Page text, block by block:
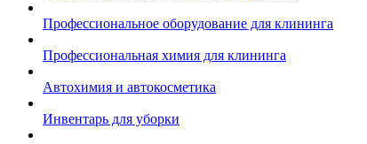
Профессиональное оборудование для клининга
Профессиональная химия для клининга
Автохимия и автокосметика
Инвентарь для уборки